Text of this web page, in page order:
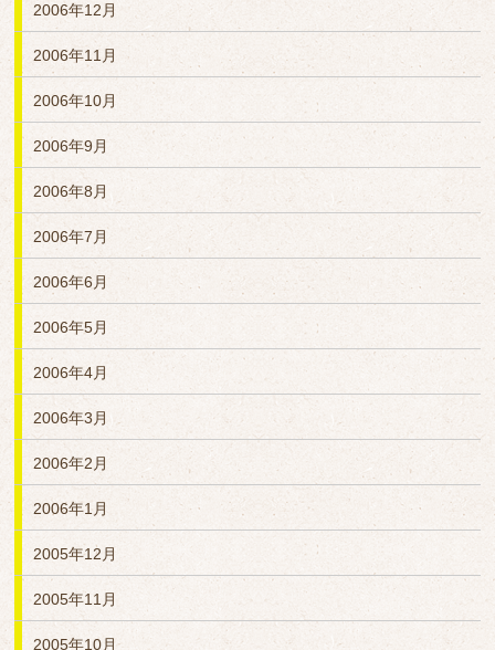
2006年12月
2006年11月
2006年10月
2006年9月
2006年8月
2006年7月
2006年6月
2006年5月
2006年4月
2006年3月
2006年2月
2006年1月
2005年12月
2005年11月
2005年10月